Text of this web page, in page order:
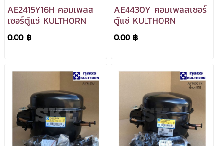
AE2415Y16H คอมเพลส
เซอร์ตู้แช่ KULTHORN
0.00 ฿
AE4430Y คอมเพลสเซอร์
ตู้แช่ KULTHORN
0.00 ฿